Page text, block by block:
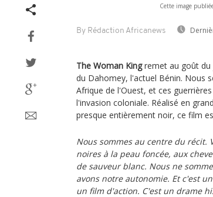
Cette image
By Rédaction Africanews
The Woman Kingremet au goût du
du Dahomey, l'actuel Bénin. Nous
Afrique de l'Ouest, et ces
l'invasion coloniale. Réalisé en
presque entièrement noir, ce film
Nous sommes au centre du récit.
noires à la peau foncée, aux
de sauveur blanc. Nous ne
avons notre autonomie. Et c'est
un film d'action. C'est un drame